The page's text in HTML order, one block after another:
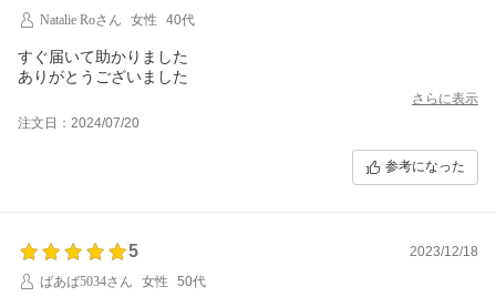
Natalie Roさん
女性 40代
すぐ届いて助かりました
ありがとうございました
さらに表示
注文日：2024/07/20
参考になった
5
2023/12/18
ばあば5034さん
女性 50代